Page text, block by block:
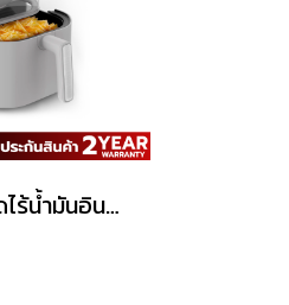
Tefal หม้อทอดไร้น้ำมันอินฟราเรด ระบบดิจิทัล ขนาด 7 ลิตร รุ่น EY831GE0​